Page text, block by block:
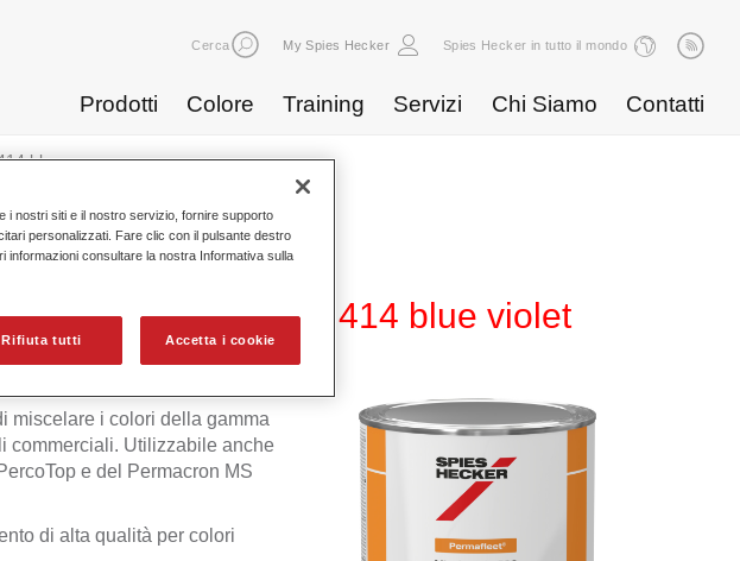
Cerca My Spies Hecker Spies Hecker in tutto il mondo
Prodotti Colore Training Servizi Chi Siamo Contatti
blue ...
600 NG 414 blue violet
miscelare i colori della gamma
commerciali. Utilizzabile anche
e del Permacron MS
di alta qualità per colori
i nostri siti e il nostro servizio, fornire supporto
personalizzati. Fare clic con il pulsante destro
informazioni consultare la nostra Informativa sulla
Rifiuta tutti Accetta i cookie